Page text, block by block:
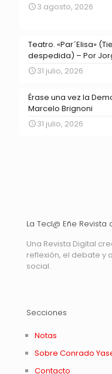
3 agosto, 2026
Teatro. «Par´Elisa»
despedida) – Por
31 julio, 2026
Érase una vez la
Marcelo Brignoni
31 julio, 2026
La Tecl@ Eñe
Una Revista Digital
reflexión, el debate y
social.
Secciones
Notas
Sobre Conrado
Contacto